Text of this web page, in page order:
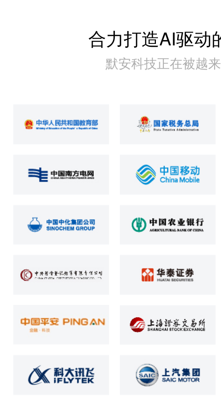
合力打造AI驱动
默安科技正在被越